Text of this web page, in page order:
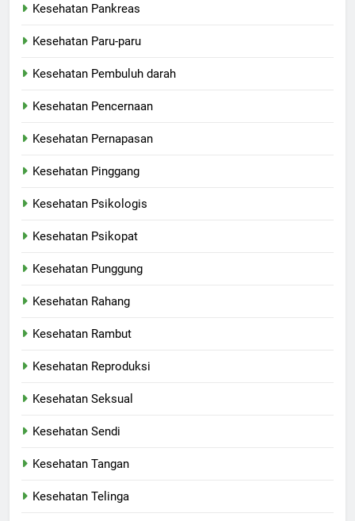
Kesehatan Pankreas
Kesehatan Paru-paru
Kesehatan Pembuluh darah
Kesehatan Pencernaan
Kesehatan Pernapasan
Kesehatan Pinggang
Kesehatan Psikologis
Kesehatan Psikopat
Kesehatan Punggung
Kesehatan Rahang
Kesehatan Rambut
Kesehatan Reproduksi
Kesehatan Seksual
Kesehatan Sendi
Kesehatan Tangan
Kesehatan Telinga